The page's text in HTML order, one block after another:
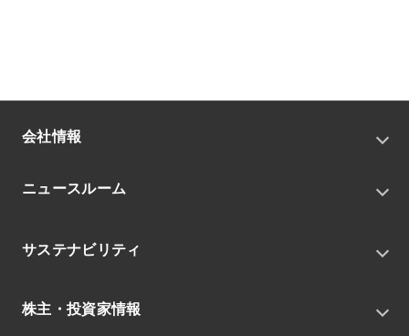
会社情報
会社概要
中期経営戦略
役員
ニュースルーム
トピックス
IRニュース
サステナビリティ
環境
株主・投資家情報